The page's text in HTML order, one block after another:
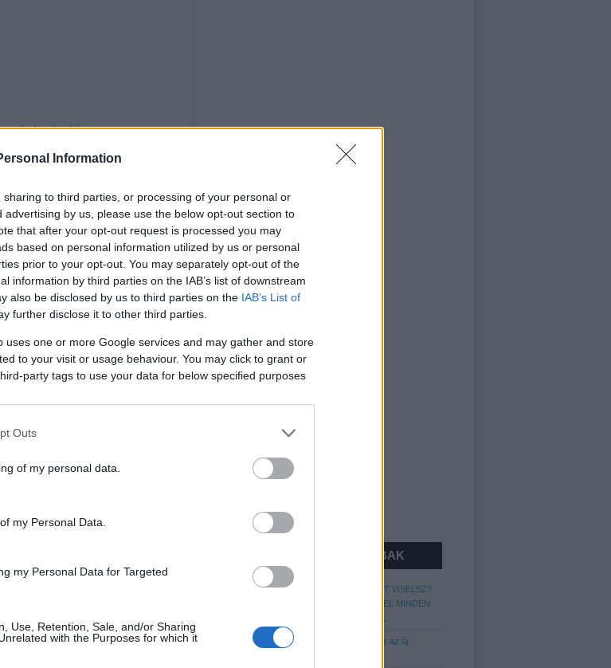
Information
to third parties, or processing of your personal or
by us, please use the below opt-out section to
that after your opt-out request is processed you may
based on personal information utilized by us or personal
prior to your opt-out. You may separately opt-out of the
information by third parties on the IAB’s list of downstream
also be disclosed by us to third parties on the IAB’s List of
further disclose it to other third parties.
uses one or more Google services and may gather and store
to your visit or usage behaviour. You may click to grant or
party tags to use your data for below specified purposes
Outs
of my personal data.
my Personal Data.
my Personal Data for Targeted
Use, Retention, Sale, and/or Sharing
with the Purposes for which it
sneakerbox deszkás
LEGOLVASOTTABBAK
MIT ÁRUL EL RÓLAD A CIPŐ AMIT VISELSZ?
GARDRÓB-CHECK, CIPŐK AMIVEL MINDEN
Kapaszkodjatok: A lumberszexuális az új